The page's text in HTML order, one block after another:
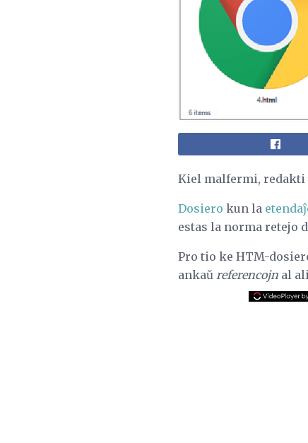
Kiel malfermi,
Dosiero kun la
estas la norma retejo
Pro tio ke HTM-
ankaŭ referencojn al